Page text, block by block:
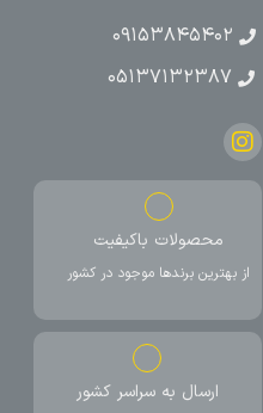
۰۹۱۵۳۸۴۵۴۰۲
۰۵۱۳۷۱۳۲۳۸۷
محصولات باکیفیت
از بهترین برندها موجود در کشور
ارسال به سراسر کشور